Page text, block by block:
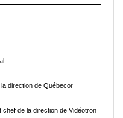
la direction de Québecor
chef de la direction de Vidéotron